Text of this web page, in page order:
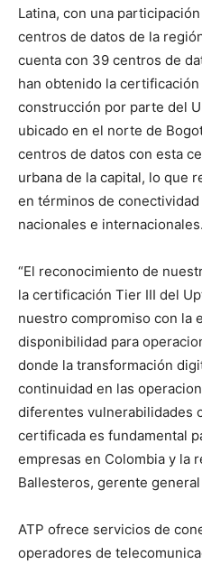
Latina, con una
centros de datos de la
cuenta con 39 centros de
han obtenido la
construcción por parte del
ubicado en el norte de
centros de datos con esta
urbana de la capital, lo que
en términos de
nacionales e internacionales.
“El reconocimiento de
la certificación Tier III del
nuestro compromiso con la
disponibilidad para
donde la transformación
continuidad en las
diferentes vulnerabilidades
certificada es fundamental
empresas en Colombia y la
Ballesteros, gerente
ATP ofrece servicios de
operadores de